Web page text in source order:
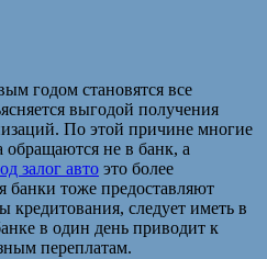
годом становятся все
выгодой получения
По этой причине многие
обращаются не в банк, а
залог авто это более
банки тоже предоставляют
кредитования, следует иметь в
в один день приводит к
переплатам.